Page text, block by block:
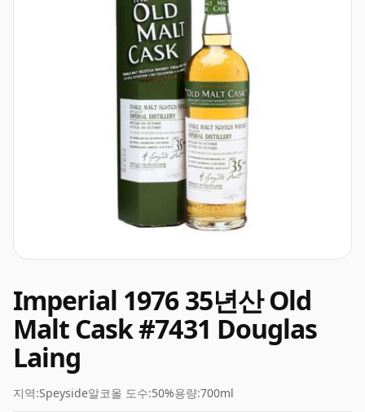
Imperial 1976 35년산 Old
Malt Cask #7431 Douglas
Laing
지역:Speyside알코올 도수:50%용량:700ml